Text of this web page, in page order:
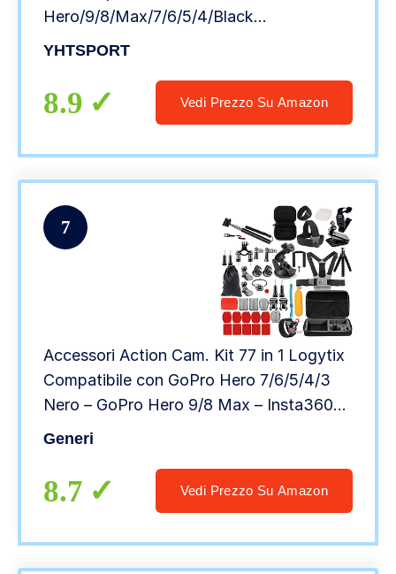
Hero/9/8/Max/7/6/5/4/Black
2018/Session/Fusion/Silver/White/Insta360/
YHTSPORT
8.9 Vedi Prezzo Su Amazon
7
Accessori Action Cam. Kit 77 in 1 Logytix
Compatibile con GoPro Hero 7/6/5/4/3
Nero – GoPro Hero 9/8 Max – Insta360
DJI AKASO APEMAN Campark Sony
Generi
8.7 Vedi Prezzo Su Amazon